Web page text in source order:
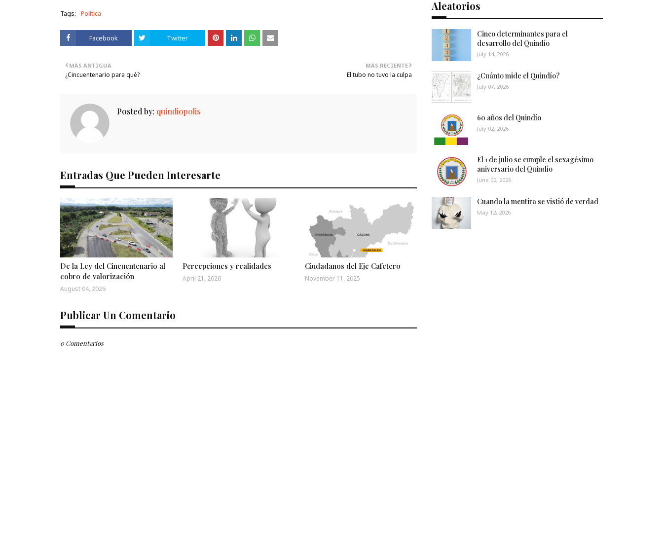
Tags: Política
Facebook Twitter
MÁS RECIENTE
El tubo no tuvo la culpa
MÁS ANTIGUA
¿Cincuentenario para qué?
Posted by: quindiopolis
Entradas Que Pueden Interesarte
De la Ley del Cincuentenario al
cobro de valorización
August 04, 2026
Percepciones y realidades
April 21, 2026
Ciudadanos del Eje Cafetero
November 11, 2025
Publicar Un Comentario
0 Comentarios
Aleatorios
Cinco determinantes para el
desarrollo del Quindío
July 14, 2026
¿Cuánto mide el Quindío?
July 07, 2026
60 años del Quindío
July 02, 2026
El 1 de julio se cumple el sexagésimo
aniversario del Quindío
June 02, 2026
Cuando la mentira se vistió de verdad
May 12, 2026